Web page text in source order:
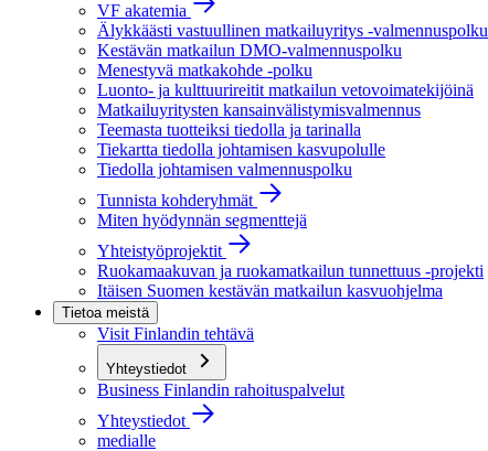
VF akatemia
Älykkäästi vastuullinen matkailuyritys -valmennuspolku
Kestävän matkailun DMO-valmennuspolku
Menestyvä matkakohde -polku
Luonto- ja kulttuurireitit matkailun vetovoimatekijöinä
Matkailuyritysten kansainvälistymisvalmennus
Teemasta tuotteiksi tiedolla ja tarinalla
Tiekartta tiedolla johtamisen kasvupolulle
Tiedolla johtamisen valmennuspolku
Tunnista kohderyhmät
Miten hyödynnän segmenttejä
Yhteistyöprojektit
Ruokamaakuvan ja ruokamatkailun tunnettuus -projekti
Itäisen Suomen kestävän matkailun kasvuohjelma
Tietoa meistä
Visit Finlandin tehtävä
Yhteystiedot
Business Finlandin rahoituspalvelut
Yhteystiedot
medialle